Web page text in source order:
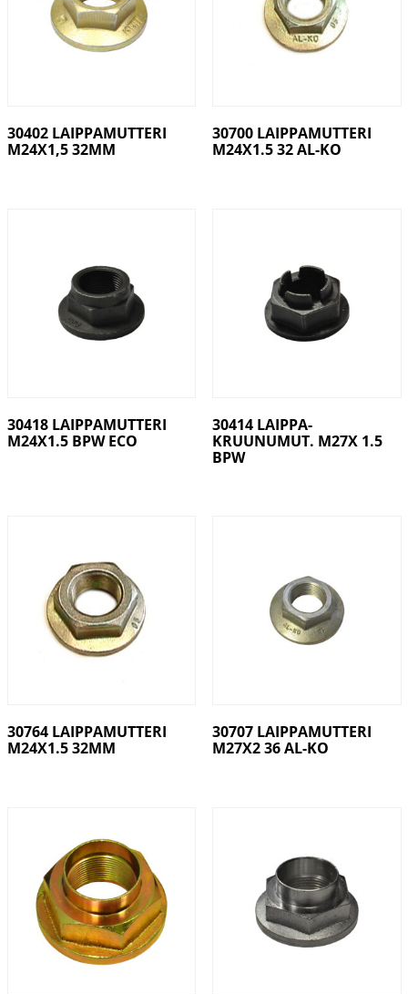
30402 LAIPPAMUTTERI
M24X1,5 32MM
30700 LAIPPAMUTTERI
M24X1.5 32 AL-KO
30418 LAIPPAMUTTERI
M24X1.5 BPW ECO
30414 LAIPPA-
KRUUNUMUT. M27X 1.5
BPW
30764 LAIPPAMUTTERI
M24X1.5 32MM
30707 LAIPPAMUTTERI
M27X2 36 AL-KO